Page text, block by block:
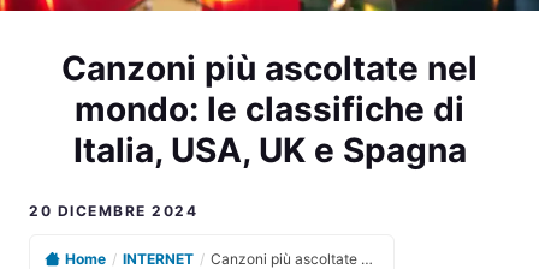
Canzoni più ascoltate nel
mondo: le classifiche di
Italia, USA, UK e Spagna
20 DICEMBRE 2024
Home / INTERNET / Canzoni più ascoltate nel mondo: le classifiche di Italia, USA, UK e Spagna